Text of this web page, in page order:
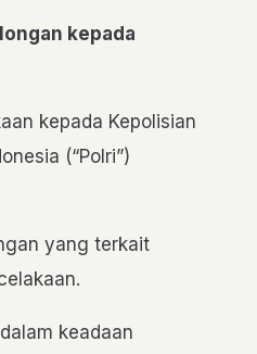
kepada
kepada Kepolisian
(“Polri”)
yang terkait
keadaan